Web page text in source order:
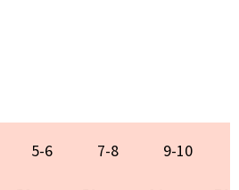
5-6 7-8
9-10